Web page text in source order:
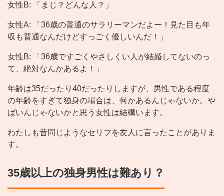
女性B: 「まじ？どんな人？」
女性A: 「36歳の普通のサラリーマンだよー！見た目も年
収も普通なんだけどすっごく優しいんだ！」
女性B: 「36歳ですごくやさしくい人が結婚してないのっ
て、絶対なんかあるよ！」
年齢は35だったり40だったりしますが、男性である程度
の年齢をすぎて独身の場合は、何かあるんじゃないか。や
ばいんじゃないかと思う女性は結構います。
わたしも昔同じようなセリフを友人に言ったことがありま
す。
35歳以上の独身男性は難あり？